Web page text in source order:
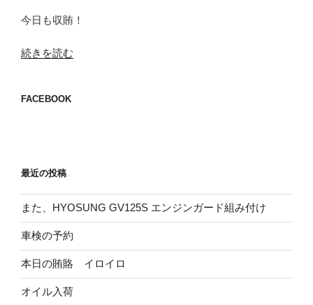
今日も収賄！
“本
賄
続きを読む
FACEBOOK
最近の投稿
また、HYOSUNG GV125S エンジンガード組み付け
車検の予約
本日の賄賂 イロイロ
オイル入荷